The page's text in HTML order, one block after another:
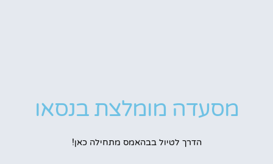
מסעדה מומלצת בנסאו
הדרך לטיול בבהאמס מתחילה כאן!